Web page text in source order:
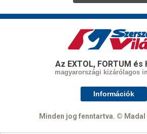
Az EXTOL, FORTUM és
magyarországi kizárólagos
Információk
Minden jog fenntartva. © Madal